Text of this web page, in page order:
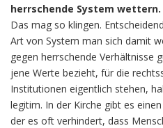
herrschende System wettern.
Das mag so klingen.
Art von System man sich damit
gegen herrschende Verhältnisse
jene Werte bezieht, für die
Institutionen eigentlich stehen,
legitim. In der Kirche gibt es
der es oft verhindert, dass